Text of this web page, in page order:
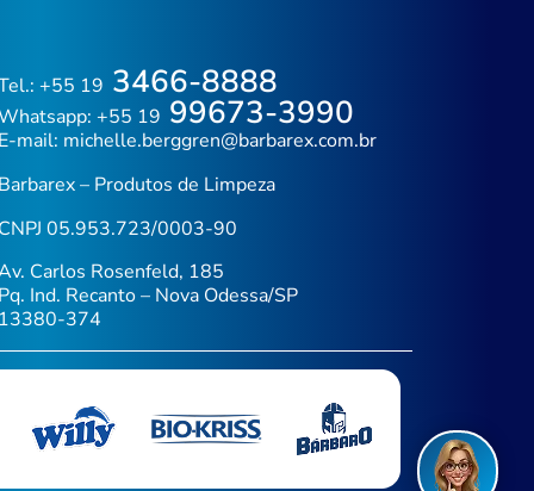
+55 19 3466-8888
+55 19 99673-3990
mail: michelle.berggren@barbarex.com.br
– Produtos de Limpeza
05.953.723/0003-90
Carlos Rosenfeld, 185
Ind. Recanto – Nova Odessa/SP
374